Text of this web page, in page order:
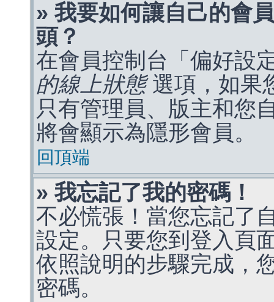
» 我要如何讓自己的會
頭？
在會員控制台「偏好設
的線上狀態選項，如果
只有管理員、版主和您
將會顯示為隱形會員。
回頂端
» 我忘記了我的密碼！
不必慌張！當您忘記了
設定。只要您到登入頁
依照說明的步驟完成，
密碼。